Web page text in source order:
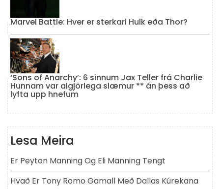
Marvel Battle: Hver er sterkari Hulk eða Thor?
‘Sons of Anarchy’: 6 sinnum Jax Teller frá Charlie
Hunnam var algjörlega slæmur ** án þess að
lyfta upp hnefum
Lesa Meira
Er Peyton Manning Og Eli Manning Tengt
Hvað Er Tony Romo Gamall Með Dallas Kúrekana